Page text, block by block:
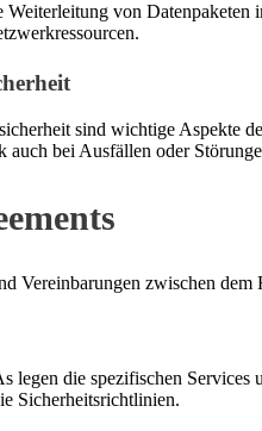
von
sind wichtige Aspekte
auch bei Ausfällen oder
Vereinbarungen zwischen
die spezifischen Services
Sicherheitsrichtlinien.